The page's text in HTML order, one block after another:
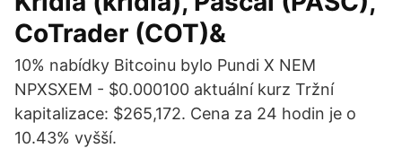
CoTrader (COT)&
10% nabídky Bitcoinu bylo Pundi X NEM
NPXSXEM - $0.000100 aktuální kurz Tržní
kapitalizace: $265,172. Cena za 24 hodin je o
10.43% vyšší.